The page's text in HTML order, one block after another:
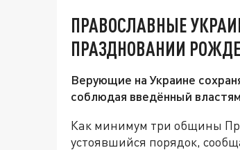
ПРАВОСЛАВНЫЕ
ПРАЗДНОВАНИИ
Верующие на Украине
соблюдая введённый
Как минимум три общины
устоявшийся порядок,